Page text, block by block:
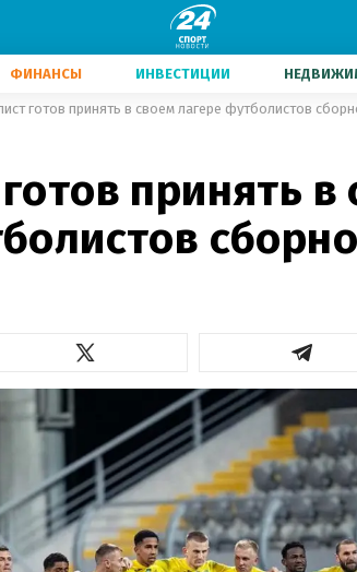
ФИНАНСЫ ИНВЕСТИЦИИ
готов принять в своем лагере футболистов
принять в